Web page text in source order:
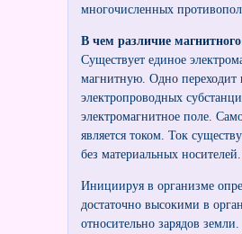
многочисленных
В чем различие
Существует единое
магнитную. Одно переходит
электропроводных
электромагнитное поле.
является током. Ток
без материальных носителей.
Инициируя в организме
достаточно высокими в
относительно зарядов